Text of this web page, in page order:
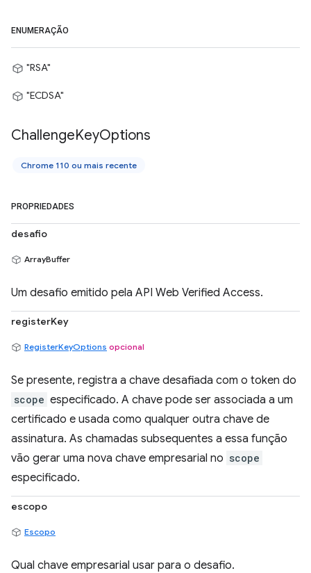
ENUMERAÇÃO
"RSA"
"ECDSA"
ChallengeKeyOptions
Chrome 110 ou mais recente
PROPRIEDADES
desafio
ArrayBuffer
Um desafio emitido pela API Web Verified Access.
registerKey
RegisterKeyOptions opcional
Se presente, registra a chave desafiada com o token do
scope especificado. A chave pode ser associada a um
certificado e usada como qualquer outra chave de
assinatura. As chamadas subsequentes a essa função
vão gerar uma nova chave empresarial no scope
especificado.
escopo
Escopo
Qual chave empresarial usar para o desafio.